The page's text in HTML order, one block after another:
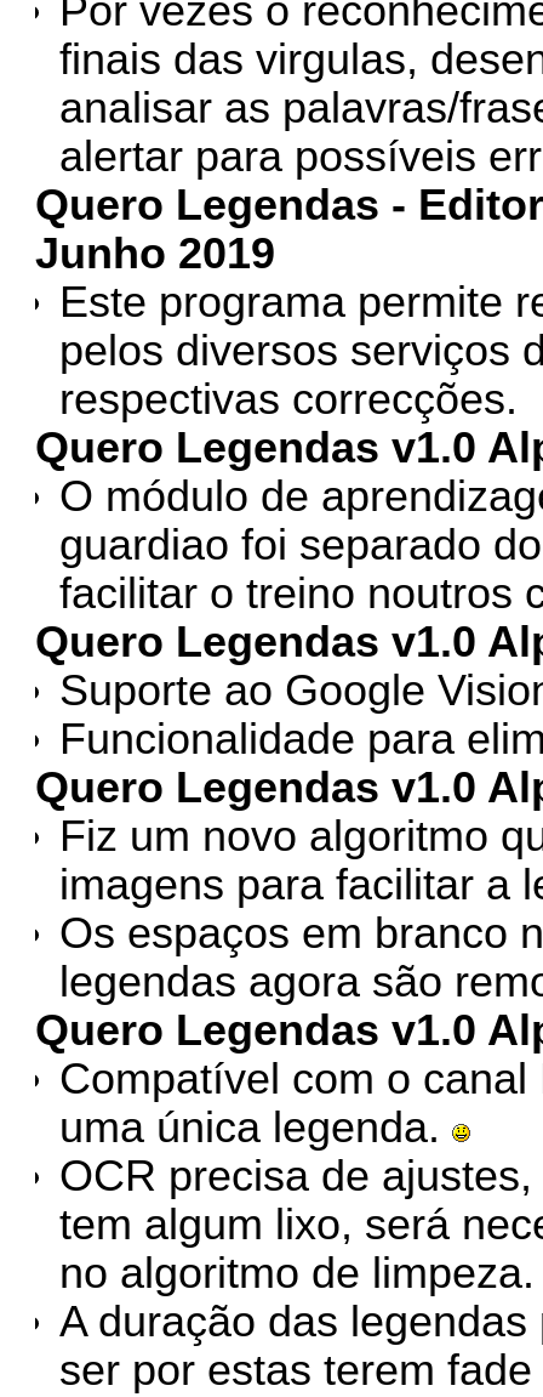
Por vezes o
finais das virgulas,
analisar as palavras/
alertar para possíveis
Quero Legendas -
Junho 2019
Este programa permite
pelos diversos serviços
respectivas correcções.
Quero Legendas v1.0
O módulo de
guardiao foi separado
facilitar o treino noutros
Quero Legendas v1.0
Suporte ao Google
Funcionalidade para
Quero Legendas v1.0
Fiz um novo algoritmo
imagens para facilitar a
Os espaços em branco
legendas agora são
Quero Legendas v1.0
Compatível com o
uma única legenda.
OCR precisa de
tem algum lixo, será
no algoritmo de limpeza.
A duração das
ser por estas terem